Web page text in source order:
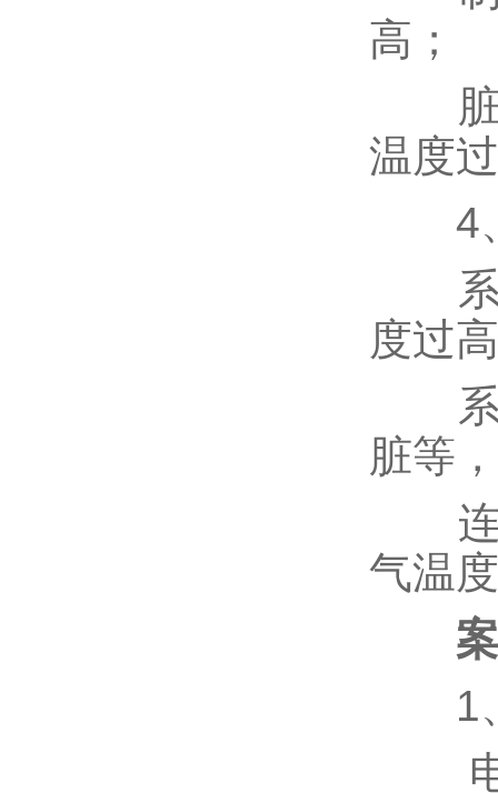
高；
脏
温度
4、
系
度过
系
脏等
连
气温
1、
电